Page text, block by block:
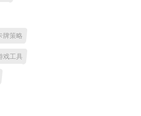
牌策略
戏工具